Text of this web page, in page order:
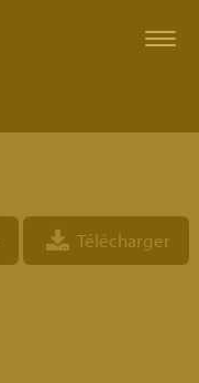
Télécharger